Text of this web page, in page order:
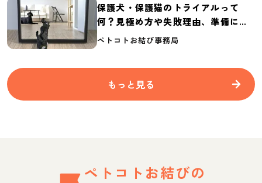
保護犬・保護猫のトライアルって
何？見極め方や失敗理由、準備に必
要なものを紹介
ペトコトお結び事務局
もっと見る
ペトコトお結びの